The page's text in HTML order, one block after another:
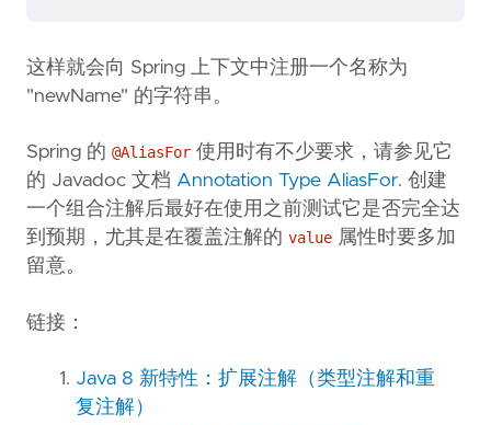
这样就会向 Spring 上下文中注册一个名称为
"newName" 的字符串。
Spring 的 @AliasFor 使用时有不少要求，请参见它
的 Javadoc 文档 Annotation Type AliasFor. 创建
一个组合注解后最好在使用之前测试它是否完全达
到预期，尤其是在覆盖注解的 value 属性时要多加
留意。
链接：
Java 8 新特性：扩展注解（类型注解和重
复注解）